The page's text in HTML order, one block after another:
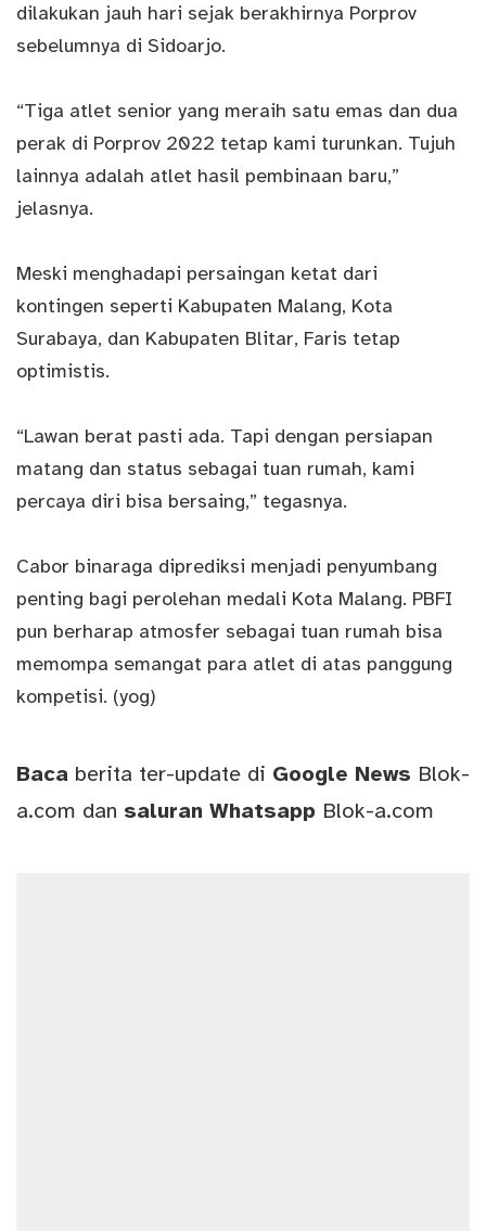
dilakukan jauh hari sejak berakhirnya Porprov
sebelumnya di Sidoarjo.
“Tiga atlet senior yang meraih satu emas dan dua
perak di Porprov 2022 tetap kami turunkan. Tujuh
lainnya adalah atlet hasil pembinaan baru,”
jelasnya.
Meski menghadapi persaingan ketat dari
kontingen seperti Kabupaten Malang, Kota
Surabaya, dan Kabupaten Blitar, Faris tetap
optimistis.
“Lawan berat pasti ada. Tapi dengan persiapan
matang dan status sebagai tuan rumah, kami
percaya diri bisa bersaing,” tegasnya.
Cabor binaraga diprediksi menjadi penyumbang
penting bagi perolehan medali Kota Malang. PBFI
pun berharap atmosfer sebagai tuan rumah bisa
memompa semangat para atlet di atas panggung
kompetisi. (yog)
Baca berita ter-update di Google News Blok-
a.com dan saluran Whatsapp Blok-a.com